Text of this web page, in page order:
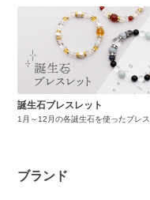
誕生石ブレスレット
1月～12月の各誕生石を使ったブレス
ブランド